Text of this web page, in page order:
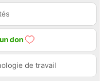
don
de travail